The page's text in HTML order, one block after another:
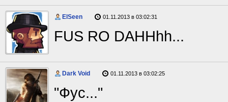
ElSeen 01.11.2013 в 03:02:31
FUS RO DAHHhh...
Dark Void 01.11.2013 в 03:02:25
"Фус..."